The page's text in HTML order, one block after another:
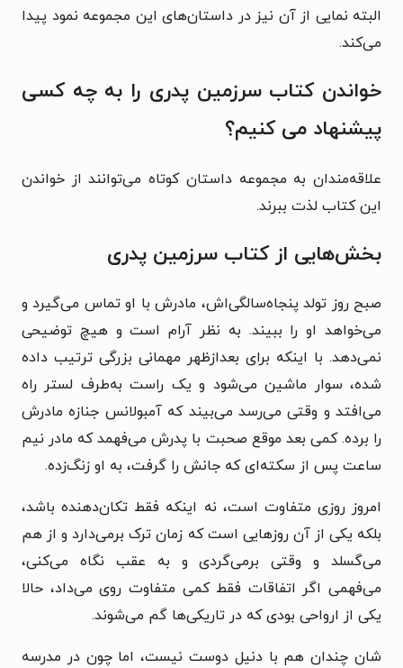
البته نمایی از آن نیز در داستان‌های این مجموعه نمود پیدا
می‌کند.
خواندن کتاب سرزمین پدری را به چه کسی
پیشنهاد می کنیم؟
علاقه‌مندان به مجموعه داستان کوتاه می‌توانند از خواندن
این کتاب لذت ببرند.
بخش‌هایی از کتاب سرزمین پدری
صبح روز تولد پنجاه‌سالگی‌اش، مادرش با او تماس می‌گیرد و
می‌خواهد او را ببیند. به نظر آرام است و هیچ توضیحی
نمی‌دهد. با اینکه برای بعدازظهر مهمانی بزرگی ترتیب داده
شده، سوار ماشین می‌شود و یک راست به‌طرف لستر راه
می‌افتد و وقتی می‌رسد می‌بیند که آمبولانس جنازه مادرش
را برده. کمی بعد موقع صحبت با پدرش می‌فهمد که مادر نیم
ساعت پس از سکته‌ای که جانش را گرفت، به او زنگ‌زده.
امروز روزی متفاوت است، نه اینکه فقط تکان‌دهنده باشد،
بلکه یکی از آن روزهایی است که زمان ترک برمی‌دارد و از هم
می‌گسلد و وقتی برمی‌گردی و به عقب نگاه می‌کنی،
می‌فهمی اگر اتفاقات فقط کمی متفاوت روی می‌داد، حالا
یکی از ارواحی بودی که در تاریکی‌ها گم می‌شوند.
شان چندان هم با دنیل دوست نیست، اما چون در مدرسه